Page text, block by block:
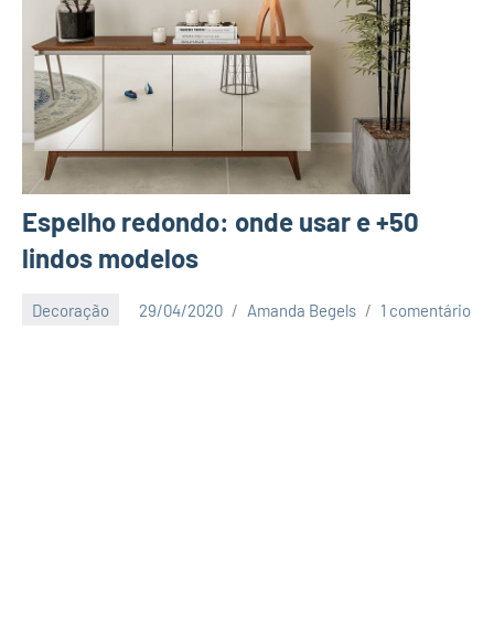
Espelho redondo: onde usar e +50
lindos modelos
Decoração 29/04/2020 Amanda Begels 1 comentário